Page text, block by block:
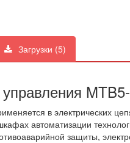
Загрузки (5)
в
автоматизации
защиты,